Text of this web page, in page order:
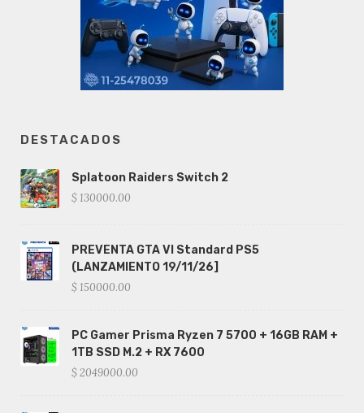
DESTACADOS
Splatoon Raiders Switch 2
$ 130000.00
PREVENTA GTA VI Standard PS5
(LANZAMIENTO 19/11/26]
$ 150000.00
PC Gamer Prisma Ryzen 7 5700 + 16GB RAM +
1TB SSD M.2 + RX 7600
$ 2049000.00